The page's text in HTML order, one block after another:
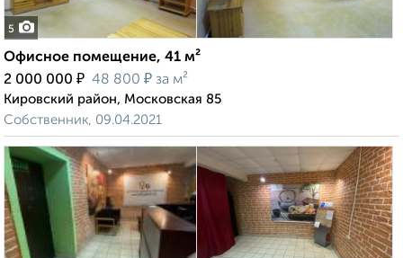
5
Офисное помещение, 41 м²
2 000 000 ₽ 48 800 ₽ за м²
Кировский район, Московская 85
Собственник, 09.04.2021